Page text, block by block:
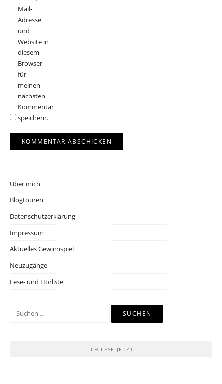
Mail-
Adresse
und
Website in
diesem
Browser
für
meinen
nächsten
Kommentar
speichern.
Über mich
Blogtouren
Datenschutzerklärung
Impressum
Aktuelles Gewinnspiel
Neuzugänge
Lese- und Hörliste
Suchen
ICH LESE JETZT